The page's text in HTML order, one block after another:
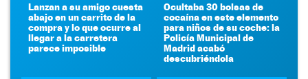
Lanzan a su amigo cuesta
abajo en un carrito de la
compra y lo que ocurre al
llegar a la carretera
parece imposible
Ocultaba 30 bolsas de
cocaína en este elemento
para niños de su coche: la
Policía Municipal de
Madrid acabó
descubriéndola